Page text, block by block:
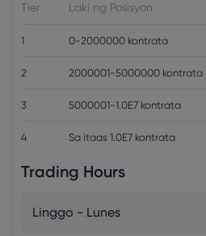
Tier Laki ng Posisyon
1 0-2000000 kontrata
2 2000001-5000000 kontrata
3 5000001-1.0E7 kontrata
4 Sa itaas 1.0E7 kontrata
Trading Hours
Linggo - Lunes